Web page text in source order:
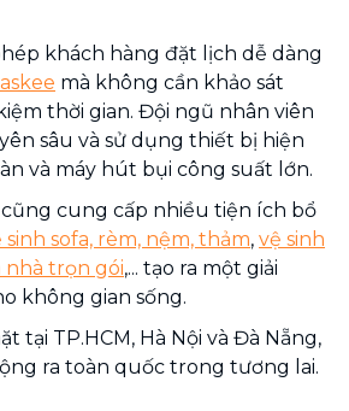
khách hàng đặt lịch dễ dàng
mà không cần khảo sát
thời gian. Đội ngũ nhân viên
sâu và sử dụng thiết bị hiện
và máy hút bụi công suất lớn.
cũng cung cấp nhiều tiện ích bổ
sinh sofa, rèm, nệm, thảm, vệ sinh
trọn gói,... tạo ra một giải
không gian sống.
tại TP.HCM, Hà Nội và Đà Nẵng,
ra toàn quốc trong tương lai.